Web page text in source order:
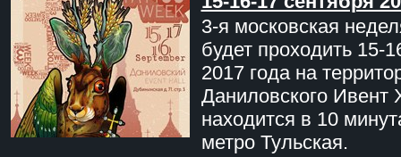
3-я московская
будет проходить 15-
2017 года на
Даниловского Ивент
находится в 10
метро Тульская.